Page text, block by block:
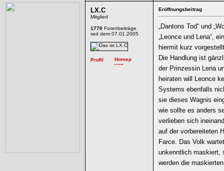
LX.C
Mitglied
1770 Forenbeiträge
seit dem 07.01.2005
Eröffnungsbeitrag
„Dantons Tod“ und
„Leonce und Lena“,
hiermit kurz
Die Handlung ist
der Prinzessin Lena
heiraten will Leonce
Systems ebenfalls
sie dieses Wagnis
wie sollte es anders
verlieben sich
auf der vorbereiteten
Farce. Das Volk
unkenntlich maskiert,
werden die